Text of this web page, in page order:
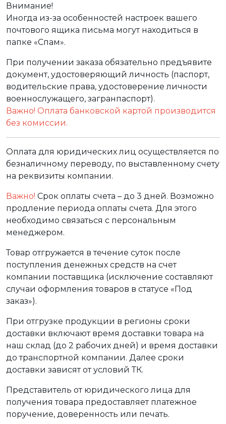
Внимание!
Иногда из-за особенностей настроек вашего
почтового ящика письма могут находиться в
папке «Спам».
При получении заказа обязательно предъявите
документ, удостоверяющий личность (паспорт,
водительские права, удостоверение личности
военнослужащего, загранпаспорт).
Важно! Оплата банковской картой производится
без комиссии.
Оплата для юридических лиц осуществляется по
безналичному переводу, по выставленному счету
на реквизиты компании.
Важно! Срок оплаты счета – до 3 дней. Возможно
продление периода оплаты счета. Для этого
необходимо связаться с персональным
менеджером.
Товар отгружается в течение суток после
поступления денежных средств на счет
компании поставщика (исключение составляют
случаи оформления товаров в статусе «Под
заказ»).
При отгрузке продукции в регионы сроки
доставки включают время доставки товара на
наш склад (до 2 рабочих дней) и время доставки
до транспортной компании. Далее сроки
доставки зависят от условий ТК.
Представитель от юридического лица для
получения товара предоставляет платежное
поручение, доверенность или печать.